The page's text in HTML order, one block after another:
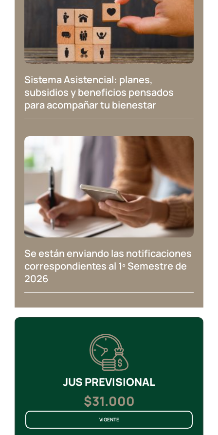
Sistema Asistencial: planes,
subsidios y beneficios pensados
para acompañar tu bienestar
Se están enviando las notificaciones
correspondientes al 1º Semestre de
2026
JUS PREVISIONAL
$31.000
VIGENTE